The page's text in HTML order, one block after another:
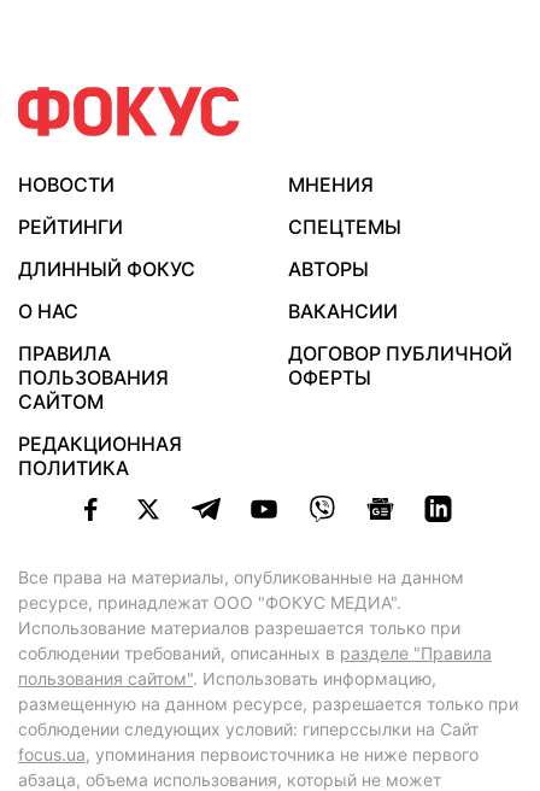
НОВОСТИ
МНЕНИЯ
РЕЙТИНГИ
СПЕЦТЕМЫ
ДЛИННЫЙ ФОКУС
АВТОРЫ
О НАС
ВАКАНСИИ
ПРАВИЛА
ПОЛЬЗОВАНИЯ
САЙТОМ
ДОГОВОР ПУБЛИЧНОЙ
ОФЕРТЫ
РЕДАКЦИОННАЯ
ПОЛИТИКА
Все права на материалы, опубликованные на данном
ресурсе, принадлежат ООО "ФОКУС МЕДИА".
Использование материалов разрешается только при
соблюдении требований, описанных в разделе "Правила
пользования сайтом". Использовать информацию,
размещенную на данном ресурсе, разрешается только при
соблюдении следующих условий: гиперссылки на Сайт
focus.ua, упоминания первоисточника не ниже первого
абзаца, объема использования, который не может